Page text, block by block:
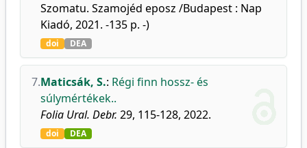
Szomatu. Szamojéd eposz /Budapest : Nap
Kiadó, 2021. -135 p. -)
doi DEA
7.Maticsák, S.: Régi finn hossz- és
súlymértékek..
Folia Ural. Debr. 29, 115-128, 2022.
doi DEA